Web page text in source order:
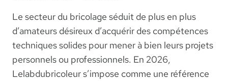
Le secteur du bricolage séduit de plus en plus
d’amateurs désireux d’acquérir des compétences
techniques solides pour mener à bien leurs projets
personnels ou professionnels. En 2026,
Lelabdubricoleur s’impose comme une référence